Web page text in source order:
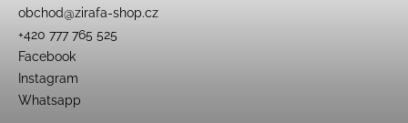
obchod@zirafa-shop.cz
+420 777 765 525
Facebook
Instagram
Whatsapp